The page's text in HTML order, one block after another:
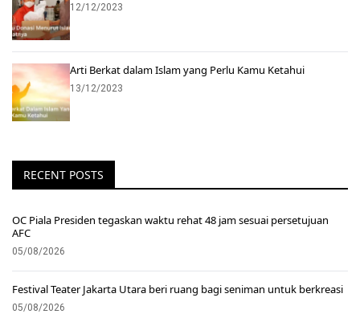
12/12/2023
Arti Berkat dalam Islam yang Perlu Kamu Ketahui
13/12/2023
RECENT POSTS
OC Piala Presiden tegaskan waktu rehat 48 jam sesuai persetujuan
AFC
05/08/2026
Festival Teater Jakarta Utara beri ruang bagi seniman untuk berkreasi
05/08/2026